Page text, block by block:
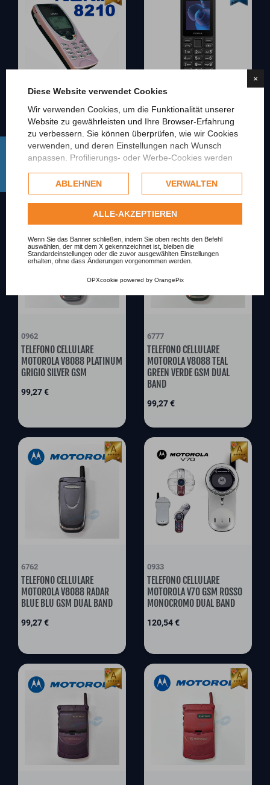
×
Diese Website verwendet Cookies
Wir verwenden Cookies, um die Funktionalität unserer
Website zu gewährleisten und Ihre Browser-Erfahrung
zu verbessern. Sie können überprüfen, wie wir Cookies
verwenden, und deren Einstellungen nach Wunsch
anpassen. Profilierungs- oder Werbe-Cookies werden
falls erlaubt, können sie zur Personalisierung von
Werbung eingesetzt werden. Weitere Informationen
darüber, wie Google die gesammelten Daten
verwendet, finden Sie in den
Sehen Sie sich die vollständige Cookie-Richtlinie
an.
ABLEHNEN VERWALTEN
ALLE-AKZEPTIEREN
Wenn Sie das Banner schließen, indem Sie oben rechts den Befehl
auswählen, der mit dem X gekennzeichnet ist, bleiben die
Standardeinstellungen oder die zuvor ausgewählten Einstellungen
erhalten, ohne dass Änderungen vorgenommen werden.
OPXcookie powered by OrangePix
6763
TELEFONO CELLULARE NOKIA
8210 ROSA GSM LEGGERO
PICCOLO GIOCHI
Preis
70,00 €
25800
NOKIA 105 2024 CELLULARE
DUAL SIM NERO BATTERIA 18
GIORNI ESTRAIBILE TA-1684
Preis
0962
TELEFONO CELLULARE
MOTOROLA V8088 PLATINUM
GRIGIO SILVER GSM
Preis
99,27 €
6777
TELEFONO CELLULARE
MOTOROLA V8088 TEAL
GREEN VERDE GSM DUAL
BAND
Preis
99,27 €
6762
TELEFONO CELLULARE
MOTOROLA V8088 RADAR
BLUE BLU GSM DUAL BAND
Preis
99,27 €
0933
TELEFONO CELLULARE
MOTOROLA V70 GSM ROSSO
MONOCROMO DUAL BAND
Preis
120,54 €